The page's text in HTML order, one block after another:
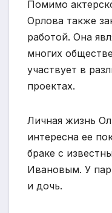
Помимо
Орлова также
работой. Она
многих
участвует в
проектах.
Личная жизнь
интересна ее
браке с
Ивановым. У
и дочь.